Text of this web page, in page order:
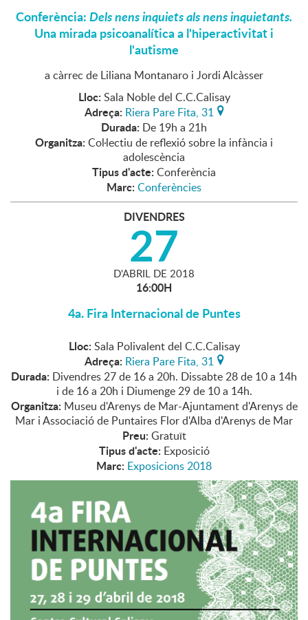
Conferència:Dels nens inquiets als nens inquietants.
Una mirada psicoanalítica a l'hiperactivitat i
l'autisme
a càrrec de Liliana Montanaro i Jordi Alcàsser
Lloc: Sala Noble del C.C.Calisay
Adreça: Riera Pare Fita, 31
Durada: De 19h a 21h
Organitza: Col·lectiu de reflexió sobre la infància i
adolescència
Tipus d'acte: Conferència
Marc: Conferències
DIVENDRES
27
D'ABRIL DE 2018
16:00H
4a. Fira Internacional de Puntes
Lloc: Sala Polivalent del C.C.Calisay
Adreça: Riera Pare Fita, 31
Durada: Divendres 27 de 16 a 20h. Dissabte 28 de 10 a 14h
i de 16 a 20h i Diumenge 29 de 10 a 14h.
Organitza: Museu d'Arenys de Mar-Ajuntament d'Arenys de
Mar i Associació de Puntaires Flor d'Alba d'Arenys de Mar
Preu: Gratuït
Tipus d'acte: Exposició
Marc: Exposicions 2018